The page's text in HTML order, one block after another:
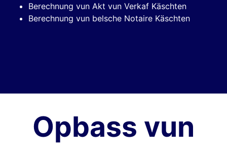
Berechnung vun Akt vun Verkaf Käschten
Berechnung vun belsche Notaire Käschten
Opbass vun